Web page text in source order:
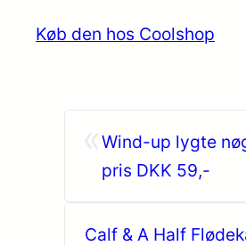
Køb den hos Coolshop
Wind-up lygte
pris DKK 59,-
Calf & A Half